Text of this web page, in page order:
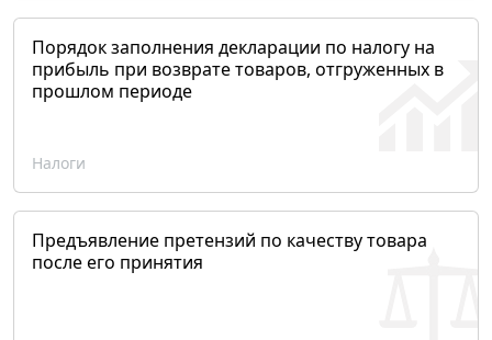
Порядок заполнения декларации по налогу на
прибыль при возврате товаров, отгруженных в
прошлом периоде
Налоги
Предъявление претензий по качеству товара
после его принятия